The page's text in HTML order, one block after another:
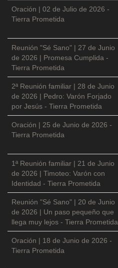
Oración | 02 de Julio de 2026 -
Tierra Prometida
Reunión "Sé Sano" | 27 de Junio
de 2026 | Promesa Cumplida -
Tierra Prometida
2ª Reunión familiar | 28 de Junio
de 2026 | Pedro: Varón Forjado
por Jesús - Tierra Prometida
Oración | 25 de Junio de 2026 -
Tierra Prometida
1ª Reunión familiar | 21 de Junio
de 2026 | Timoteo: Varón con
Identidad - Tierra Prometida
Reunión "Sé Sano" | 20 de Junio
de 2026 | Un paso pequeño que
llega muy lejos - Tierra Prometida
Oración | 18 de Junio de 2026 -
Tierra Prometida